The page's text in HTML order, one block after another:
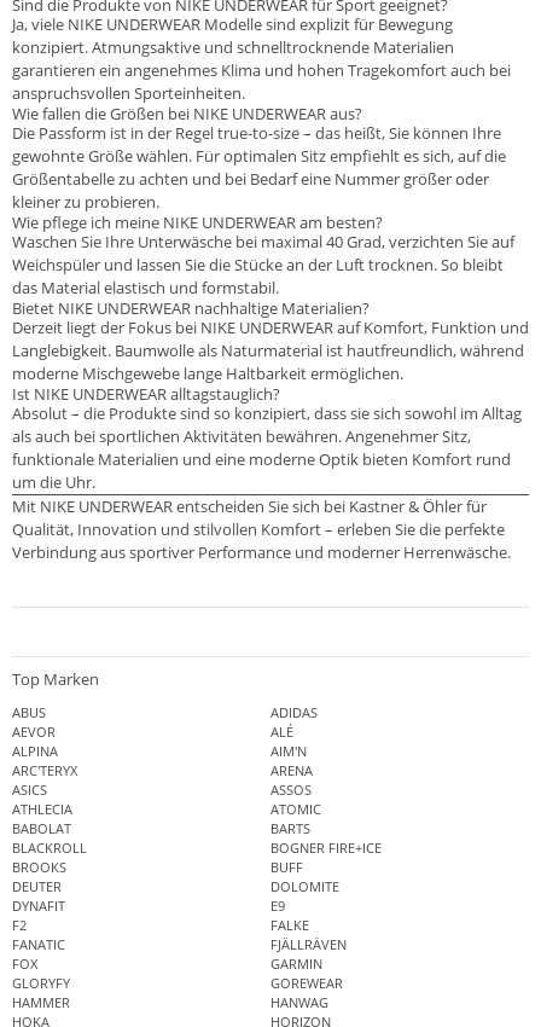
Ja, viele NIKE UNDERWEAR Modelle sind explizit für Bewegung
konzipiert. Atmungsaktive und schnelltrocknende Materialien
garantieren ein angenehmes Klima und hohen Tragekomfort auch bei
anspruchsvollen Sporteinheiten.
Wie fallen die Größen bei NIKE UNDERWEAR aus?
Die Passform ist in der Regel true-to-size – das heißt, Sie können Ihre
gewohnte Größe wählen. Für optimalen Sitz empfiehlt es sich, auf die
Größentabelle zu achten und bei Bedarf eine Nummer größer oder
kleiner zu probieren.
Wie pflege ich meine NIKE UNDERWEAR am besten?
Waschen Sie Ihre Unterwäsche bei maximal 40 Grad, verzichten Sie auf
Weichspüler und lassen Sie die Stücke an der Luft trocknen. So bleibt
das Material elastisch und formstabil.
Bietet NIKE UNDERWEAR nachhaltige Materialien?
Derzeit liegt der Fokus bei NIKE UNDERWEAR auf Komfort, Funktion und
Langlebigkeit. Baumwolle als Naturmaterial ist hautfreundlich, während
moderne Mischgewebe lange Haltbarkeit ermöglichen.
Ist NIKE UNDERWEAR alltagstauglich?
Absolut – die Produkte sind so konzipiert, dass sie sich sowohl im Alltag
als auch bei sportlichen Aktivitäten bewähren. Angenehmer Sitz,
funktionale Materialien und eine moderne Optik bieten Komfort rund
um die Uhr.
Mit NIKE UNDERWEAR entscheiden Sie sich bei Kastner & Öhler für
Qualität, Innovation und stilvollen Komfort – erleben Sie die perfekte
Verbindung aus sportiver Performance und moderner Herrenwäsche.
Top Marken
ABUS
ADIDAS
AEVOR
ALÉ
ALPINA
AIM'N
ARC'TERYX
ARENA
ASICS
ASSOS
ATHLECIA
ATOMIC
BABOLAT
BARTS
BLACKROLL
BOGNER FIRE+ICE
BROOKS
BUFF
DEUTER
DOLOMITE
DYNAFIT
E9
F2
FALKE
FANATIC
FJÄLLRÄVEN
FOX
GARMIN
GLORYFY
GOREWEAR
HAMMER
HANWAG
HOKA
HORIZON